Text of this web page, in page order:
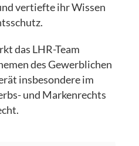
vertiefte ihr Wissen
das LHR-Team
des Gewerblichen
insbesondere im
und Markenrechts